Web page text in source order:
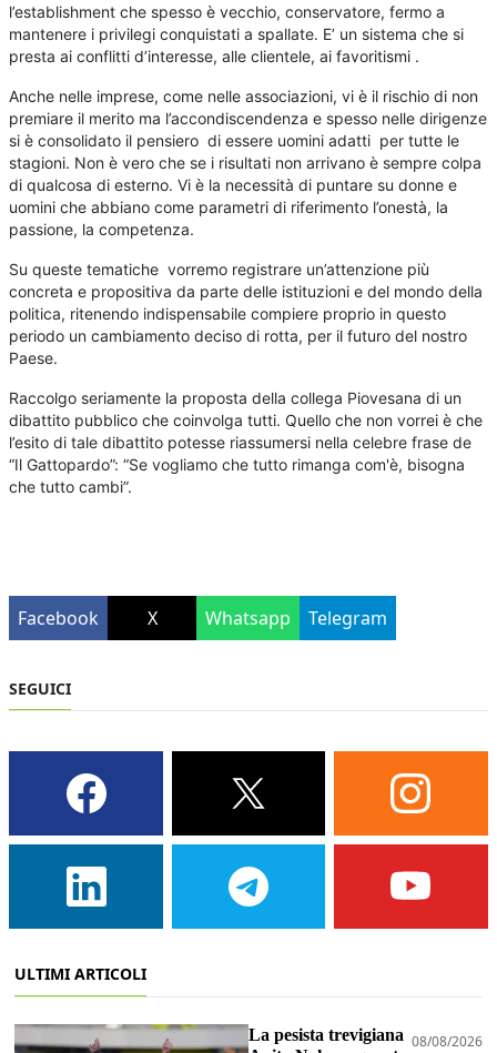
l’establishment che spesso è vecchio, conservatore, fermo a
mantenere i privilegi conquistati a spallate. E’ un sistema che si
presta ai conflitti d’interesse, alle clientele, ai favoritismi .
Anche nelle imprese, come nelle associazioni, vi è il rischio di non
premiare il merito ma l’accondiscendenza e spesso nelle dirigenze
si è consolidato il pensiero di essere uomini adatti per tutte le
stagioni. Non è vero che se i risultati non arrivano è sempre colpa
di qualcosa di esterno. Vi è la necessità di puntare su donne e
uomini che abbiano come parametri di riferimento l’onestà, la
passione, la competenza.
Su queste tematiche vorremo registrare un’attenzione più
concreta e propositiva da parte delle istituzioni e del mondo della
politica, ritenendo indispensabile compiere proprio in questo
periodo un cambiamento deciso di rotta, per il futuro del nostro
Paese.
Raccolgo seriamente la proposta della collega Piovesana di un
dibattito pubblico che coinvolga tutti. Quello che non vorrei è che
l’esito di tale dibattito potesse riassumersi nella celebre frase de
“Il Gattopardo”: “Se vogliamo che tutto rimanga com'è, bisogna
che tutto cambi”.
Facebook X Whatsapp Telegram
SEGUICI
ULTIMI ARTICOLI
La pesista trevigiana 08/08/2026